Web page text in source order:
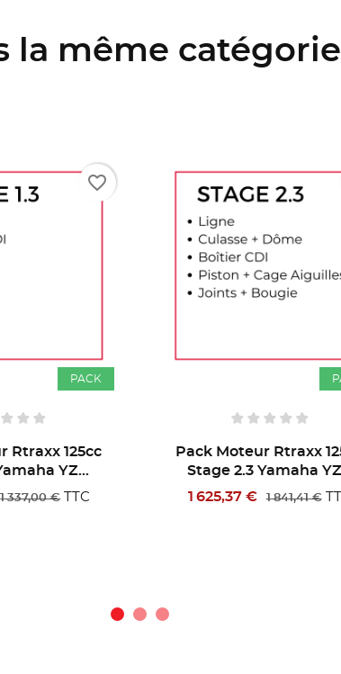
la même
PACK
Rtraxx 125cc
YZ...
1 841,41 €TTC
favorite_border
Pack Moteur Rtraxx
Stage 1.1 Yamaha
684,90 €
793,00 €